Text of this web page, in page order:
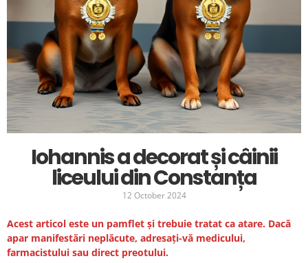
Iohannis a decorat și câinii
liceului din Constanța
12 October 2024
Acest articol este un pamflet și trebuie tratat ca atare. Dacă
apar manifestări neplăcute, adresați-vă medicului,
farmacistului sau direct preotului.